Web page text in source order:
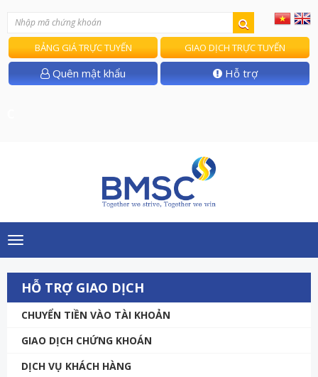
BẢNG GIÁ TRỰC TUYẾN GIAO DỊCH TRỰC TUYẾN
Quên mật khẩu Hỗ trợ
Toggle
navigation
HỖ TRỢ GIAO DỊCH
CHUYỂN TIỀN VÀO TÀI KHOẢN
GIAO DỊCH CHỨNG KHOÁN
DỊCH VỤ KHÁCH HÀNG